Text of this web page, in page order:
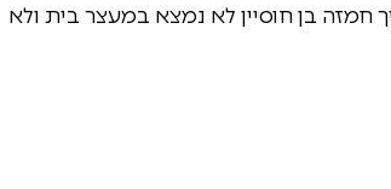
חמזה בן חוסיין לא נמצא במעצר בית ולא